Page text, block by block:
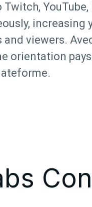
Twitch,
increasing
viewers.
orientation